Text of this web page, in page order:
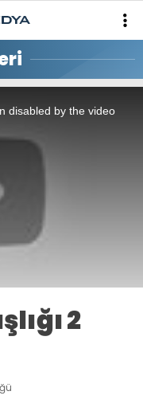
disabled by the video
2